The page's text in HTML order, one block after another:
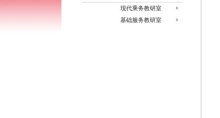
现代乘务教研室
基础服务教研室